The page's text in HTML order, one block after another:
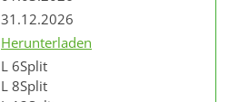
31.12.2026
Herunterladen
L 6Split
L 8Split